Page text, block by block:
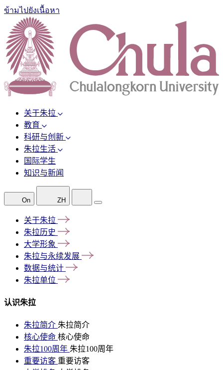
ข้ามไปยังเนื้อหา
关于朱拉
教育
科研与创新
朱拉生活
国际学生
知识与新闻
On ZH
关于朱拉
朱拉历史
大学形象
朱拉与永续发展
数据与统计
朱拉单位
认识朱拉
朱拉简介 朱拉简介
核心使命 核心使命
朱拉100周年 朱拉100周年
重要访客 重要访客